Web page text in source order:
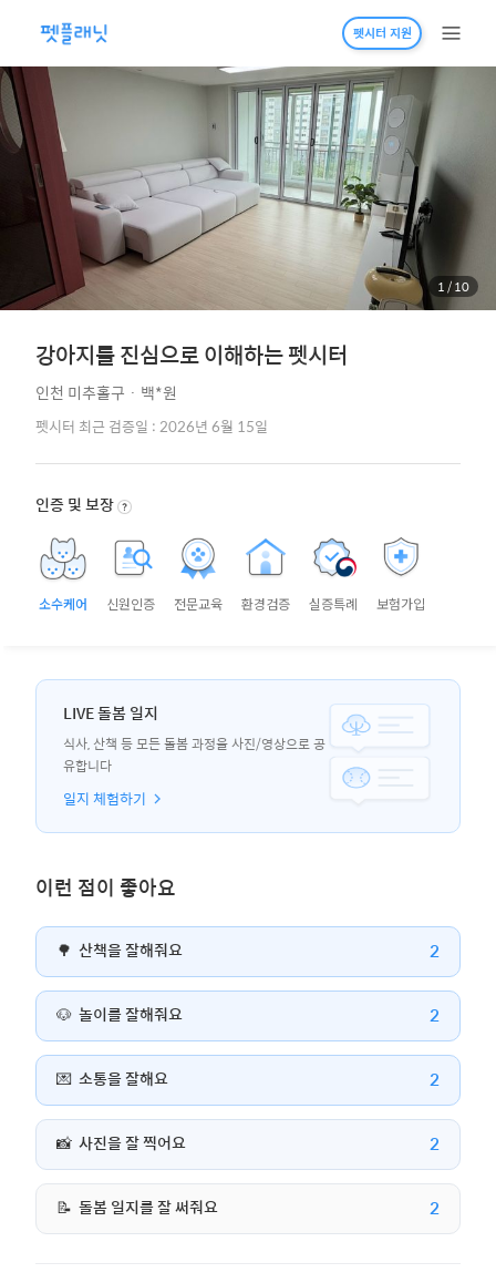
펫시터 지원
1/10
강아지를 진심으로 이해하는 펫시터
인천 미추홀구 · 백*원
펫시터 최근 검증일 : 2026년 6월 15일
인증 및 보장
소수케어 신원인증 전문교육 환경검증 실증특례 보험가입
LIVE 돌봄 일지
식사, 산책 등 모든 돌봄 과정을 사진/영상으로 공
유합니다
일지 체험하기
이런 점이 좋아요
🌳 산책을 잘해줘요 2
🐶 놀이를 잘해줘요 2
💌 소통을 잘해요 2
📸 사진을 잘 찍어요 2
📝 돌봄 일지를 잘 써줘요 2